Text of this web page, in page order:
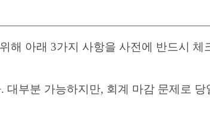
해 아래 3가지 사항을 사전에 반드시 체
대부분 가능하지만, 회계 마감 문제로